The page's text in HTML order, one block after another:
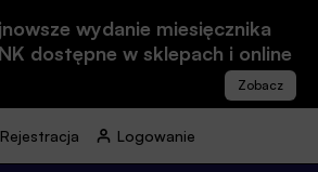
wydanie miesięcznika
dostępne w sklepach i online
Rejestracja Logowanie